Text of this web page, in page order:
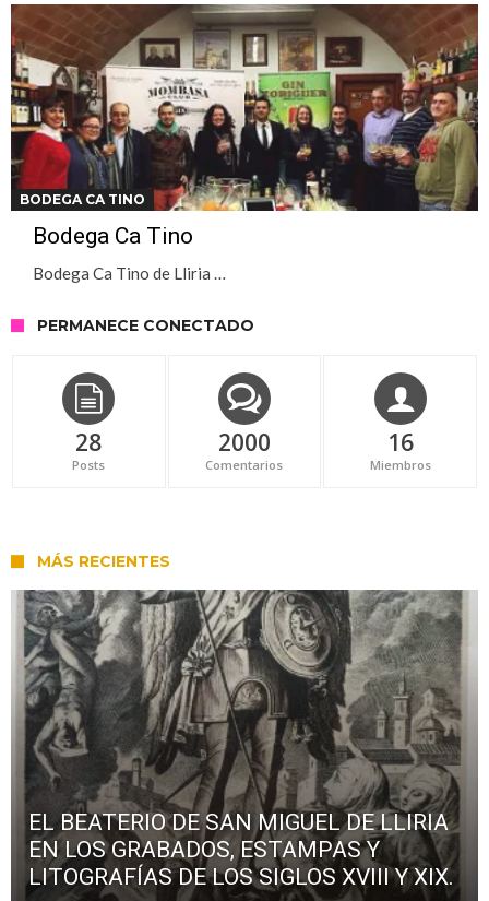
BODEGA CA TINO
Bodega Ca Tino
Bodega Ca Tino de Lliria …
PERMANECE CONECTADO
28
Posts
2000
Comentarios
16
Miembros
MÁS RECIENTES
EL BEATERIO DE SAN MIGUEL DE LLIRIA
EN LOS GRABADOS, ESTAMPAS Y
LITOGRAFÍAS DE LOS SIGLOS XVIII Y XIX.